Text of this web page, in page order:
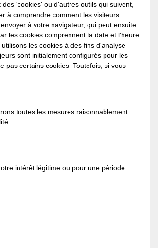
'cookies' ou d'autres outils qui suivent,
à comprendre comment les visiteurs
à votre navigateur, qui peut ensuite
les cookies comprennent la date et l'heure
les cookies à des fins d'analyse
sont initialement configurés pour les
pas certains cookies. Toutefois, si vous
toutes les mesures raisonnablement
intérêt légitime ou pour une période